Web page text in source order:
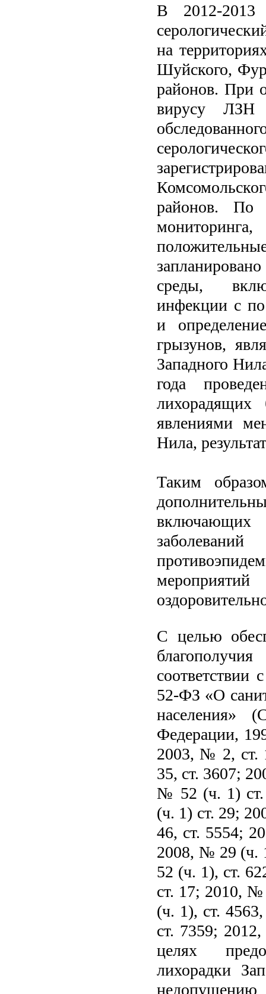
В 2012-2013
на
Шуйского,
районов. При
вирусу
районов. По
среды,
инфекции с
и
грызунов,
Западного
года
явлениями
Нила,
Таким
включающих
С целью
52-ФЗ «О
населения»
Федерации,
2003, № 2, ст.
35, ст. 3607;
№ 52 (ч. 1)
(ч. 1) ст. 29;
46, ст. 5554;
2008, № 29 (ч.
52 (ч. 1), ст.
ст. 17; 2010,
(ч. 1), ст.
ст. 7359;
целях
лихорадки
недопущению